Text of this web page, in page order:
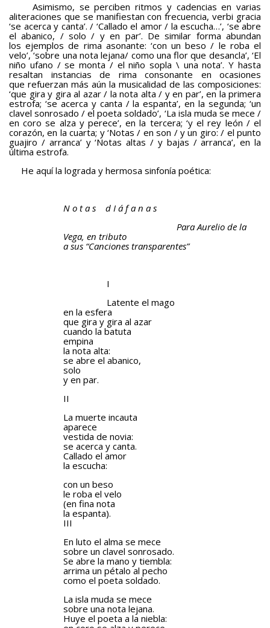
Asimismo, se perciben ritmos y cadencias en varias
aliteraciones que se manifiestan con frecuencia, verbi gracia
‘se acerca y canta’. / ‘Callado el amor / la escucha…’, ‘se abre
el abanico, / solo / y en par’. De similar forma abundan
los ejemplos de rima asonante: ‘con un beso / le roba el
velo’, ‘sobre una nota lejana/ como una flor que desancla’, ‘El
niño ufano / se monta / el niño sopla \ una nota’. Y hasta
resaltan instancias de rima consonante en ocasiones
que refuerzan más aún la musicalidad de las composiciones:
‘que gira y gira al azar / la nota alta / y en par’, en la primera
estrofa; ‘se acerca y canta / la espanta’, en la segunda; ‘un
clavel sonrosado / el poeta soldado’, ‘La isla muda se mece /
en coro se alza y perece’, en la tercera; ‘y el rey león / el
corazón, en la cuarta; y ‘Notas / en son / y un giro: / el punto
guajiro / arranca’ y ‘Notas altas / y bajas / arranca’, en la
última estrofa.
He aquí la lograda y hermosa sinfonía poética:
N o t a s d I á f a n a s
Para Aurelio de la
Vega, en tributo
a sus “Canciones transparentes”
I
Latente el mago
en la esfera
que gira y gira al azar
cuando la batuta
empina
la nota alta:
se abre el abanico,
solo
y en par.
II
La muerte incauta
aparece
vestida de novia:
se acerca y canta.
Callado el amor
la escucha:
con un beso
le roba el velo
(en fina nota
la espanta).
III
En luto el alma se mece
sobre un clavel sonrosado.
Se abre la mano y tiembla:
arrima un pétalo al pecho
como el poeta soldado.
La isla muda se mece
sobre una nota lejana.
Huye el poeta a la niebla: